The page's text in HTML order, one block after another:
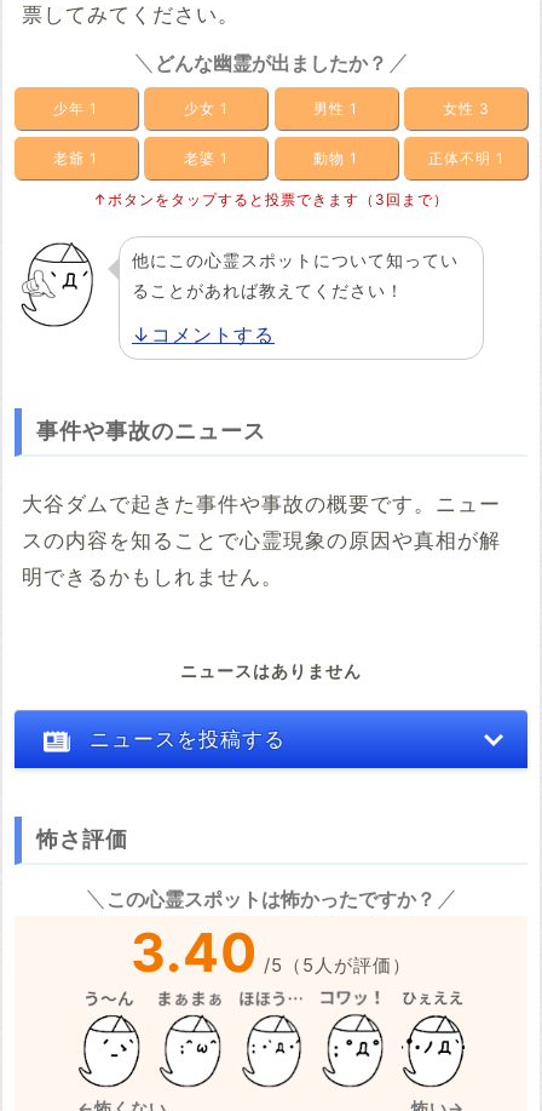
票してみてください。
どんな幽霊が出ましたか？
少年 1 少女 1 男性 1 女性 3
老爺 1 老婆 1 動物 1 正体不明 1
↑ボタンをタップすると投票できます（3回まで）
他にこの心霊スポットについて知ってい
ることがあれば教えてください！
↓コメントする
事件や事故のニュース
大谷ダムで起きた事件や事故の概要です。ニュー
スの内容を知ることで心霊現象の原因や真相が解
明できるかもしれません。
ニュースはありません
ニュースを投稿する
※心霊体験談や怖い話はコメント欄での投稿をお願いします。
※事件・事故が起きた日付
怖さ評価
この心霊スポットは怖かったですか？
3.40 /5 （ 5 人が評価）